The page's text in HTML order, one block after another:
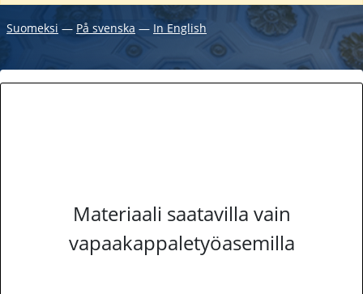
Suomeksi ― På svenska ― In English
Materiaali saatavilla vain
vapaakappaletyöasemilla